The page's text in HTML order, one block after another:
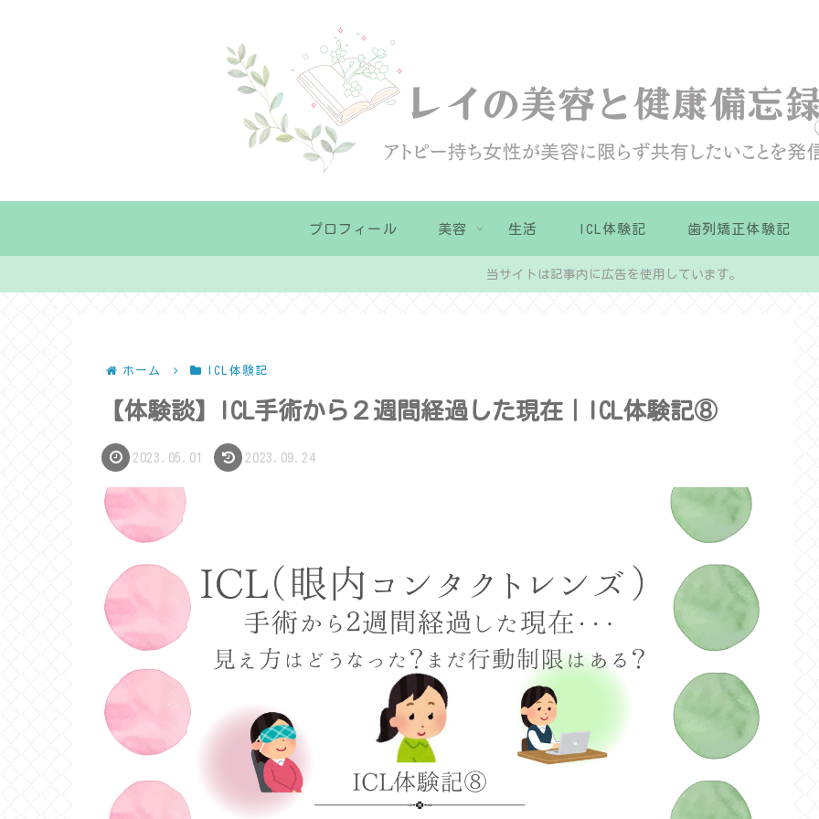
プロフィール 美容 生活 ICL体験記 歯列矯正体験記
当サイトは記事内に広告を使用しています。
ホーム ICL体験記
【体験談】ICL手術から２週間経過した現在｜ICL体験記⑧
2023.05.01 2023.09.24